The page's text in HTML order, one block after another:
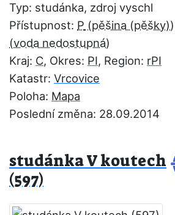
Typ: studánka, zdroj vyschl
Přístupnost: P
Kraj: C, Okres: PI, Region: rPI
Katastr: Vrcovice
Poloha: Mapa
Poslední změna: 28.09.2014
studánka V koutech
(597)